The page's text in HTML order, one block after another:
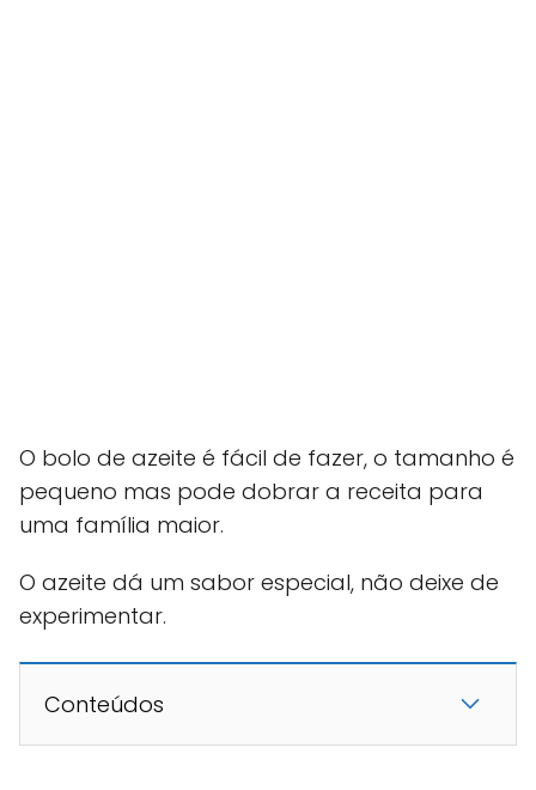
O bolo de azeite é fácil de fazer, o tamanho é
pequeno mas pode dobrar a receita para
uma família maior.
O azeite dá um sabor especial, não deixe de
experimentar.
Conteúdos